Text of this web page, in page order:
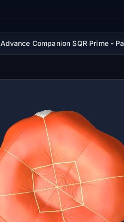
Advance Companion SQR Prime -